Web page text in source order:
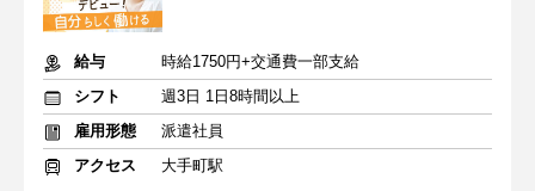
給与
時給1750円+交通費一部支給
シフト
週3日 1日8時間以上
雇用形態
派遣社員
アクセス
大手町駅